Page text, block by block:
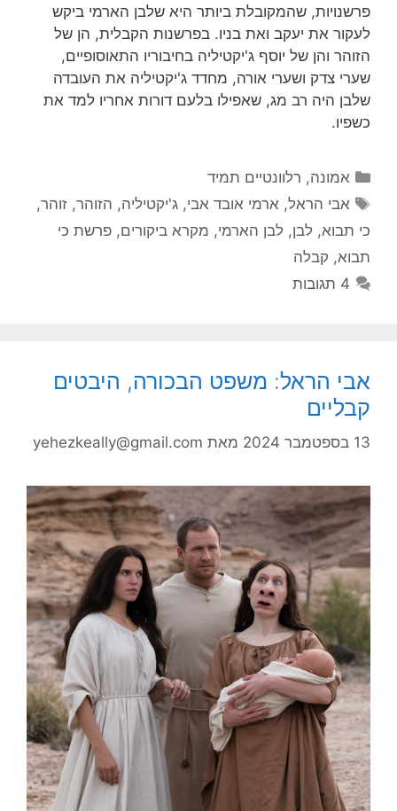
פרשנויות, שהמקובלת ביותר היא שלבן הארמי ביקש
לעקור את יעקב ואת בניו. בפרשנות הקבלית, הן של
הזוהר והן של יוסף ג'יקטיליה בחיבוריו התאוסופיים,
שערי צדק ושערי אורה, מחדד ג'יקטיליה את העובדה
שלבן היה רב מג, שאפילו בלעם דורות אחריו למד את
כשפיו.
קטגוריות
אמונה, רלוונטיים תמיד
תגיות
אבי הראל, ארמי אובד אבי,ג'יקטיליה, הזוהר,זוהר,
כי תבוא, לבן, לבן הארמי, מקרא ביקורים, פרשת כי
תבוא, קבלה
4 תגובות
אבי הראל: משפט הבכורה, היבטים
קבליים
13 בספטמבר 2024 מאת yehezkeally@gmail.com